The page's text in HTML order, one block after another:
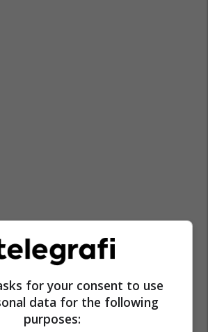
for your consent to use
data for the following
purposes: